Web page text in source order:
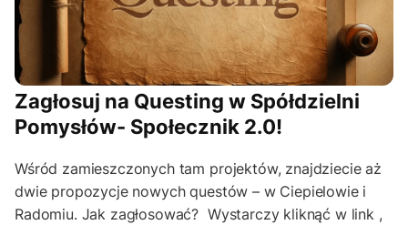
Zagłosuj na Questing w Spółdzielni
Pomysłów- Społecznik 2.0!
Wśród zamieszczonych tam projektów, znajdziecie aż
dwie propozycje nowych questów – w Ciepielowie i
Radomiu. Jak zagłosować? Wystarczy kliknąć w link ,